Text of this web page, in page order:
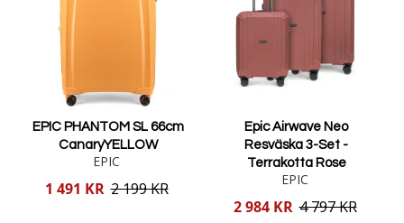
EPIC PHANTOM SL 66cm
CanaryYELLOW
EPIC
Reducerat
1 491 KR 2 199 KR
Epic Airwave Neo
Resväska 3-Set -
Terrakotta Rose
EPIC
Reducerat
2 984 KR 4 797 KR